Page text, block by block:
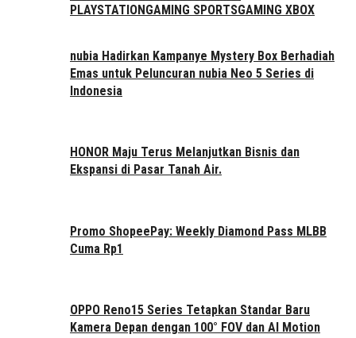
PLAYSTATIONGAMING SPORTSGAMING XBOX
nubia Hadirkan Kampanye Mystery Box Berhadiah
Emas untuk Peluncuran nubia Neo 5 Series di
Indonesia
HONOR Maju Terus Melanjutkan Bisnis dan
Ekspansi di Pasar Tanah Air.
Promo ShopeePay: Weekly Diamond Pass MLBB
Cuma Rp1
OPPO Reno15 Series Tetapkan Standar Baru
Kamera Depan dengan 100° FOV dan AI Motion